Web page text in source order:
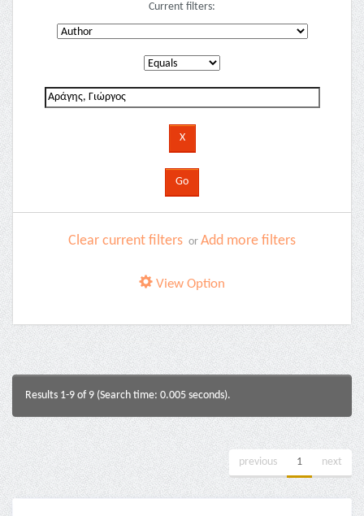
Current filters:
Clear current filters or Add more filters
View Option
Results 1-9 of 9 (Search time: 0.005 seconds).
previous 1 next